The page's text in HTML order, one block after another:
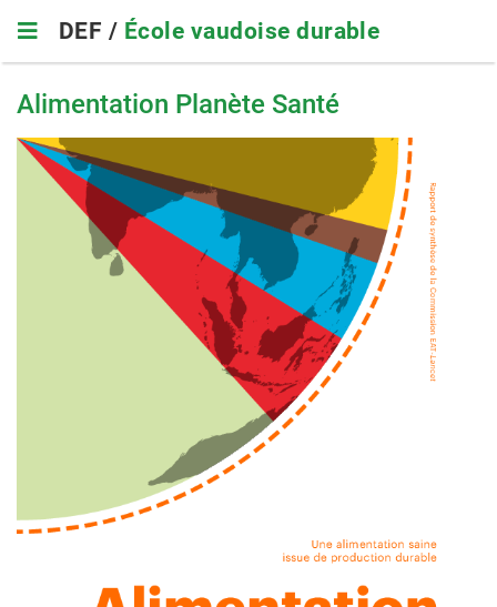
main
navigation
DEF / École vaudoise durable
Alimentation Planète Santé